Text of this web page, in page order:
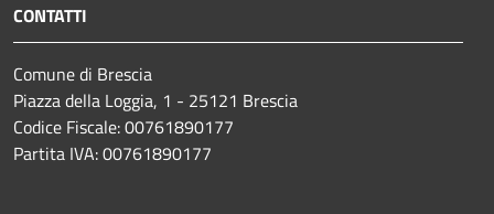
CONTATTI
Comune di Brescia
Piazza della Loggia, 1 - 25121 Brescia
Codice Fiscale: 00761890177
Partita IVA: 00761890177